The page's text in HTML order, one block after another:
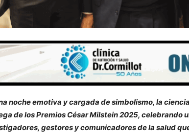
noche emotiva y cargada de simbolismo, la
de los Premios César Milstein 2025, celebrando
gestores y comunicadores de la salud